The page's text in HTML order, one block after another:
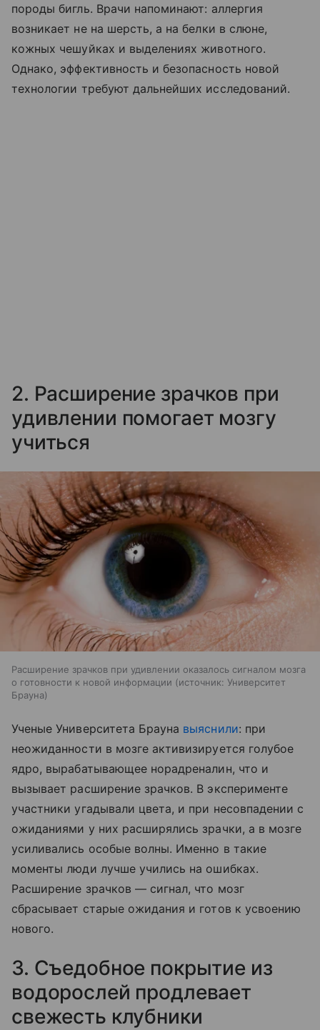
породы бигль. Врачи напоминают: аллергия
возникает не на шерсть, а на белки в слюне,
кожных чешуйках и выделениях животного.
Однако, эффективность и безопасность новой
технологии требуют дальнейших исследований.
2. Расширение зрачков при
удивлении помогает мозгу
учиться
Расширение зрачков при удивлении оказалось сигналом мозга
о готовности к новой информации
источник: Университет
Брауна
Ученые Университета Брауна выяснили: при
неожиданности в мозге активизируется голубое
ядро, вырабатывающее норадреналин, что и
вызывает расширение зрачков. В эксперименте
участники угадывали цвета, и при несовпадении с
ожиданиями у них расширялись зрачки, а в мозге
усиливались особые волны. Именно в такие
моменты люди лучше учились на ошибках.
Расширение зрачков — сигнал, что мозг
сбрасывает старые ожидания и готов к усвоению
нового.
3. Съедобное покрытие из
водорослей продлевает
свежесть клубники